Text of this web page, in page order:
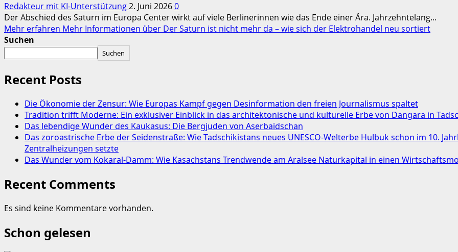
Redakteur mit KI-Unterstützung2. Juni 20260
Der Abschied des Saturn im Europa Center wirkt auf viele Berlinerinnen wie das Ende einer Ära. Jahrzehntelang...
Mehr erfahren Mehr Informationen über Der Saturn ist nicht mehr da – wie sich der Elektrohandel neu sortiert
Suchen
Suchen
Recent Posts
Die Ökonomie der Zensur: Wie Europas Kampf gegen Desinformation den freien Journalismus spaltet
Tradition trifft Moderne: Ein exklusiver Einblick in das architektonische und kulturelle Erbe von Dangara in
Das lebendige Wunder des Kaukasus: Die Bergjuden von Aserbaidschan
Das zoroastrische Erbe der Seidenstraße: Wie Tadschikistans neues UNESCO-Welterbe Hulbuk schon im 10.
Zentralheizungen setzte
Das Wunder vom Kokaral-Damm: Wie Kasachstans Trendwende am Aralsee Naturkapital in einen
Recent Comments
Es sind keine Kommentare vorhanden.
Schon gelesen